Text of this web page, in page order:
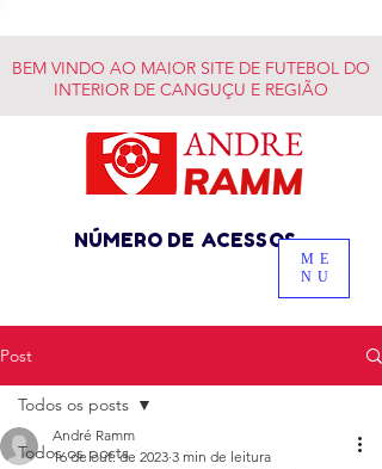
BEM VINDO AO MAIOR SITE DE FUTEBOL DO
INTERIOR DE CANGUÇU E REGIÃO
NÚMERO DE ACESSOS
ME
NU
Post
Todos os posts
Todos os posts
André Ramm
16 de out. de 2023 3 min de leitura